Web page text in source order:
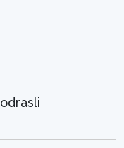
odrasli